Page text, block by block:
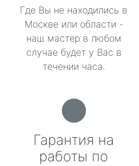
Где Вы не находились в
Москве или области -
наш мастер в любом
случае будет у Вас в
течении часа.
Гарантия на
работы по